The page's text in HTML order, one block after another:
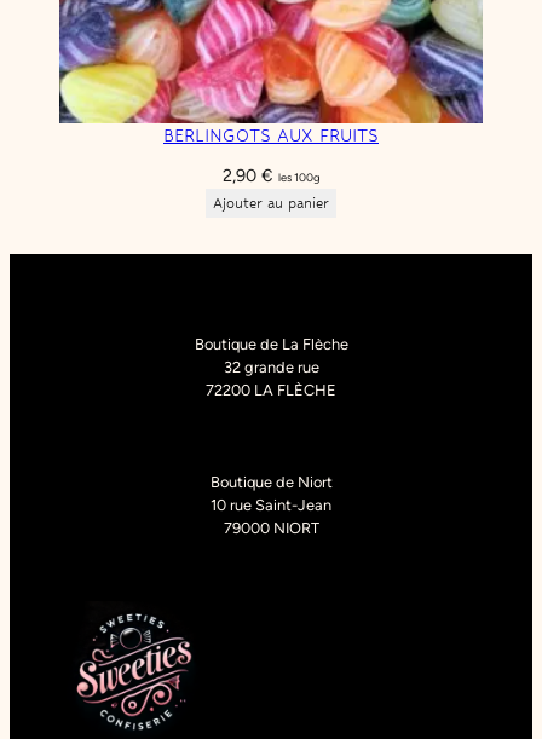
BERLINGOTS AUX FRUITS
2,90 € les 100g
Ajouter au panier
Boutique de La Flèche
32 grande rue
72200 LA FLÈCHE
Boutique de Niort
10 rue Saint-Jean
79000 NIORT